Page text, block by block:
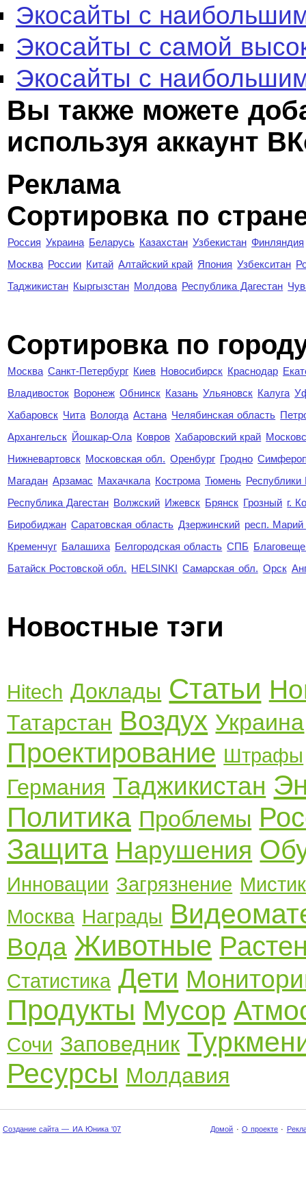
Экосайты с
Экосайты с самой
Экосайты с
Вы также можете
используя аккаунт
Реклама
Сортировка по
Россия Украина Беларусь Казахстан Узбекистан Финляндия
Москва России Китай Алтайский край Япония Узбекситан
Таджикистан Кыргызстан Молдова Республика Дагестан
Cортировка по
Москва Санкт-Петербург Киев Новосибирск Краснодар
Владивосток Воронеж Обнинск Казань Ульяновск Калуга
Хабаровск Чита Вологда Астана Челябинская область
Архангельск Йошкар-Ола Ковров Хабаровский край
Нижневартовск Московская обл. Оренбург Гродно
Магадан Арзамас Махачкала Кострома Тюмень Республики
Республика Дагестан Волжский Ижевск Брянск Грозный г.
Биробиджан Саратовская область Дзержинский респ.
Кременчуг Балашиха Белгородская область СПБ
Батайск Ростовской обл. HELSINKI Самарская обл. Орск
Новостные тэги
Hitech Доклады Статьи
Татарстан Воздух Украина
Проектирование Штрафы
Германия Таджикистан
Политика Проблемы
Защита Нарушения
Инновации Загрязнение
Москва Награды
Вода Животные
Статистика Дети
Продукты Мусор
Сочи Заповедник
Ресурсы Молдавия
Создание сайта — ИА Юника '07 Домой · О проекте ·